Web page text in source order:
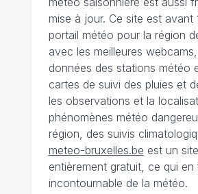
mise à jour. Ce site est avant
portail météo pour la région
avec les meilleures
données des stations météo
cartes de suivi des pluies et
les observations et la
phénomènes météo
région, des suivis
meteo-bruxelles.be est un site
entièrement gratuit, ce qui en
incontournable de la météo.